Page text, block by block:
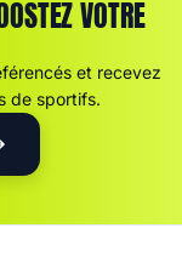
VOTRE
et recevez
de sportifs.